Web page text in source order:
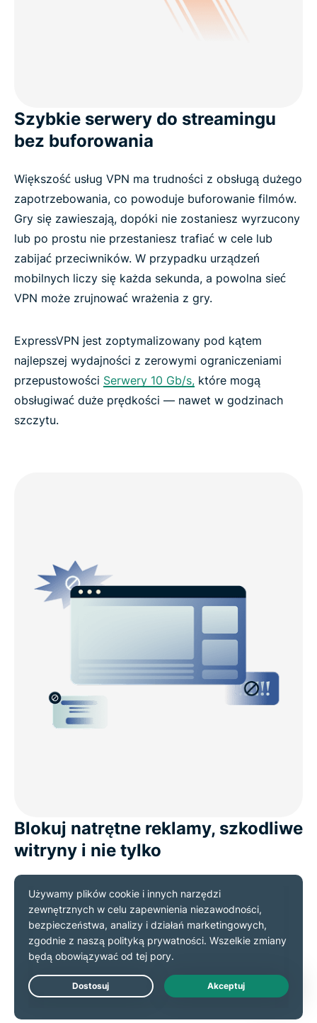
Szybkie serwery do streamingu
bez buforowania
Większość usług VPN ma trudności z obsługą dużego
zapotrzebowania, co powoduje buforowanie filmów.
Gry się zawieszają, dopóki nie zostaniesz wyrzucony
lub po prostu nie przestaniesz trafiać w cele lub
zabijać przeciwników. W przypadku urządzeń
mobilnych liczy się każda sekunda, a powolna sieć
VPN może zrujnować wrażenia z gry.
ExpressVPN jest zoptymalizowany pod kątem
najlepszej wydajności z zerowymi ograniczeniami
przepustowości Serwery 10 Gb/s, które mogą
obsługiwać duże prędkości — nawet w godzinach
szczytu.
Blokuj natrętne reklamy, szkodliwe
witryny i nie tylko
Reklamy i trackery nie tylko zaśmiecają ekran
telefonu komórkowego. Naruszają Twoją prywatność,
spowalniają Twój telefon i wykorzystują dane.
Szkodliwe linki mogą ukrywać się w wyskakujących
dane osobowe po zaledwie jednym złym
Live Chat